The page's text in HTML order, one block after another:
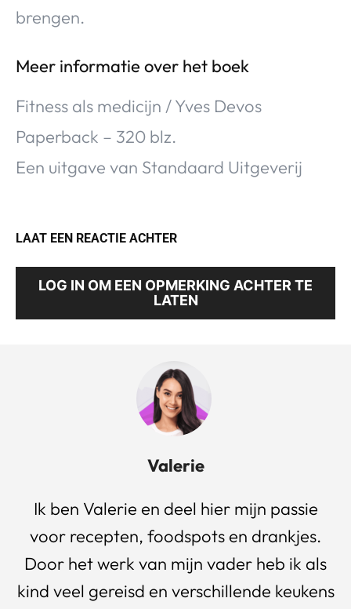
brengen.
Meer informatie over het boek
Fitness als medicijn / Yves Devos
Paperback – 320 blz.
Een uitgave van Standaard Uitgeverij
LAAT EEN REACTIE ACHTER
LOG IN OM EEN OPMERKING ACHTER TE
LATEN
Valerie
Ik ben Valerie en deel hier mijn passie
voor recepten, foodspots en drankjes.
Door het werk van mijn vader heb ik als
kind veel gereisd en verschillende keukens